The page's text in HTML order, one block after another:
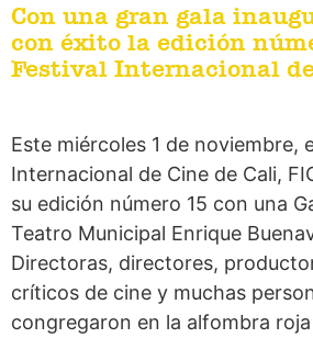
Con una gran gala
con éxito la edición
Festival Internacional
Este miércoles 1 de noviembre,
Internacional de Cine de Cali,
su edición número 15 con una
Teatro Municipal Enrique
Directoras, directores,
críticos de cine y muchas
congregaron en la alfombra